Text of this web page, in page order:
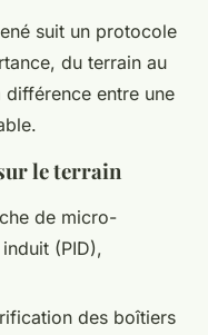
suit un protocole
du terrain au
entre une
le terrain
de micro-
(PID),
des boîtiers